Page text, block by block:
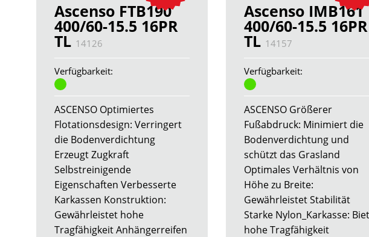
Ascenso FTB190
400/60-15.5 16PR
TL 14126
Verfügbarkeit:
ASCENSO Optimiertes
Flotationsdesign: Verringert
die Bodenverdichtung
Erzeugt Zugkraft
Selbstreinigende
Eigenschaften Verbesserte
Karkassen Konstruktion:
Gewährleistet hohe
Tragfähigkeit Anhängerreifen
Ascenso IMB161
400/60-15.5 16PR
TL 14157
Verfügbarkeit:
ASCENSO Größerer
Fußabdruck: Minimiert die
Bodenverdichtung und
schützt das Grasland
Optimales Verhältnis von
Höhe zu Breite:
Gewährleistet Stabilität
Starke Nylon_Karkasse:
hohe Tragfähigkeit